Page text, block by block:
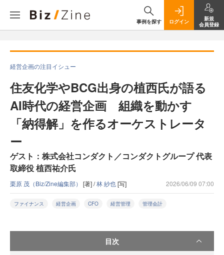
事例を探す ログイン
新規
会員登録
経営企画の注目イシュー
住友化学やBCG出身の植西氏が語る
AI時代の経営企画 組織を動かす
「納得解」を作るオーケストレータ
ー
ゲスト：株式会社コンダクト／コンダクトグループ 代表
取締役 植西祐介氏
栗原 茂（Biz/Zine編集部） [著] /林 紗也[写] 2026/06/09 07:00
ファイナンス 経営企画 CFO 経営管理 管理会計
目次